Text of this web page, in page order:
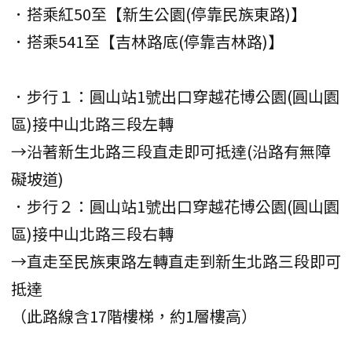
．搭乘紅50至【新生公園(停靠民族東路)】
．搭乘541至【吉林路底(停靠吉林路)】
．步行１：圓山站1號出口穿越花博公園(圓山園
區)接中山北路三段左轉
→沿著新生北路三段直走即可抵達(沿路有無障
礙坡道)
．步行２：圓山站1號出口穿越花博公園(圓山園
區)接中山北路三段右轉
→直走至民族東路左轉直走到新生北路三段即可
抵達
（此路線含17階樓梯，約1層樓高）